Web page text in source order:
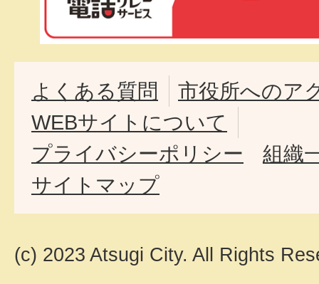
よくある質問
市役所へのア
WEBサイトについて
プライバシーポリシー
組織
サイトマップ
(c) 2023 Atsugi City. All Rights